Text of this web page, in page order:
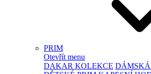
PRIM
Otevřít menu
DAKAR KOLEKCE